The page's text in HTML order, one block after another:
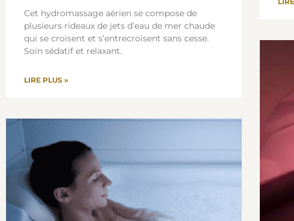
Cet hydromassage aérien se compose de
plusieurs rideaux de jets d’eau de mer chaude
qui se croisent et s’entrecroisent sans cesse.
Soin sédatif et relaxant.
LIRE PLUS »